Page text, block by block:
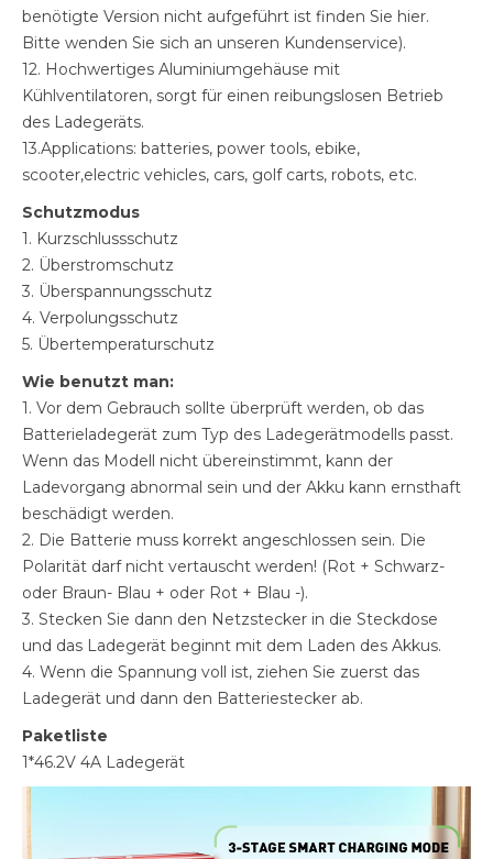
benötigte Version nicht aufgeführt ist finden Sie hier.
Bitte wenden Sie sich an unseren Kundenservice).
12. Hochwertiges Aluminiumgehäuse mit
Kühlventilatoren, sorgt für einen reibungslosen Betrieb
des Ladegeräts.
13.Applications: batteries, power tools, ebike,
scooter,electric vehicles, cars, golf carts, robots, etc.
Schutzmodus
1. Kurzschlussschutz
2. Überstromschutz
3. Überspannungsschutz
4. Verpolungsschutz
5. Übertemperaturschutz
Wie benutzt man:
1. Vor dem Gebrauch sollte überprüft werden, ob das
Batterieladegerät zum Typ des Ladegerätmodells passt.
Wenn das Modell nicht übereinstimmt, kann der
Ladevorgang abnormal sein und der Akku kann ernsthaft
beschädigt werden.
2. Die Batterie muss korrekt angeschlossen sein. Die
Polarität darf nicht vertauscht werden! (Rot + Schwarz-
oder Braun- Blau + oder Rot + Blau -).
3. Stecken Sie dann den Netzstecker in die Steckdose
und das Ladegerät beginnt mit dem Laden des Akkus.
4. Wenn die Spannung voll ist, ziehen Sie zuerst das
Ladegerät und dann den Batteriestecker ab.
Paketliste
1*46.2V 4A Ladegerät